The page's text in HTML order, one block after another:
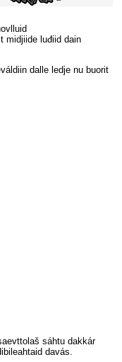
midjiide luđiid dain
dalle ledje nu buorit
sáhtu dakkár
davás.